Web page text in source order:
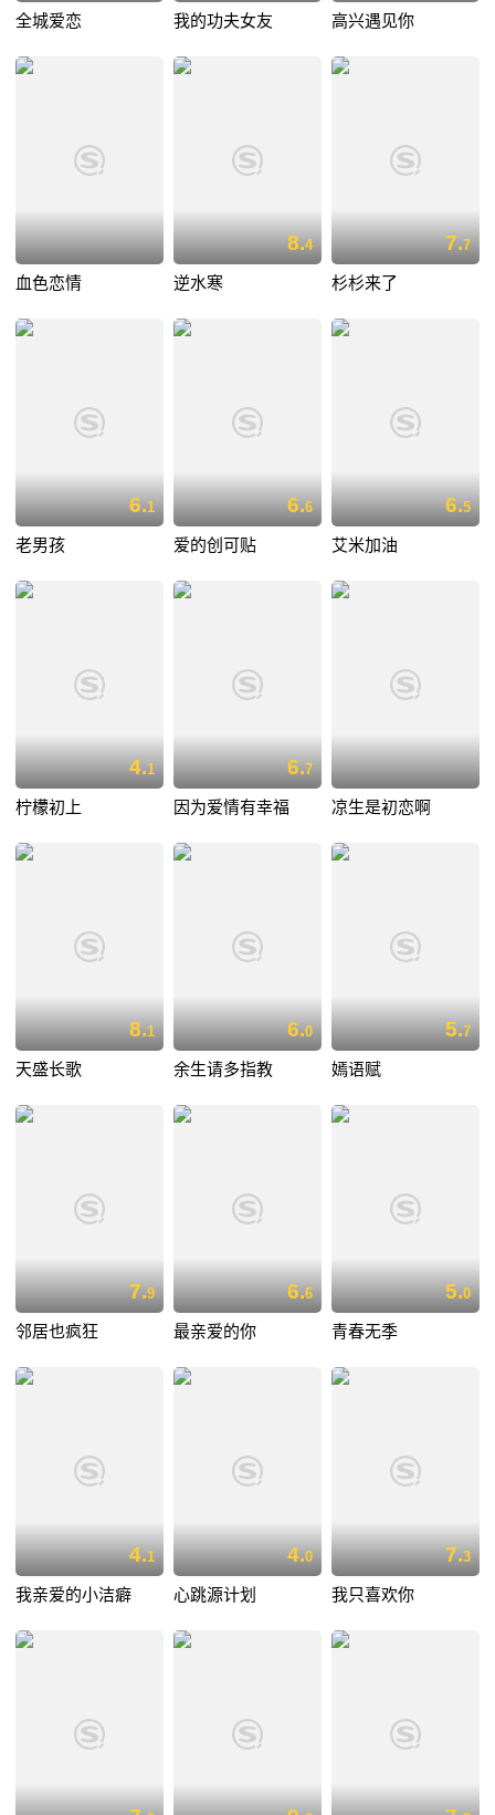
全城爱恋 我的功夫女友 高兴遇见你
血色恋情
8.4
逆水寒
7.7
杉杉来了
6.1
老男孩
6.6
爱的创可贴
6.5
艾米加油
4.1
柠檬初上
6.7
因为爱情有幸福 凉生是初恋啊
8.1
天盛长歌
6.0
余生请多指教
5.7
嫣语赋
7.9
邻居也疯狂
6.6
最亲爱的你
5.0
青春无季
4.1
我亲爱的小洁癖
4.0
心跳源计划
7.3
我只喜欢你